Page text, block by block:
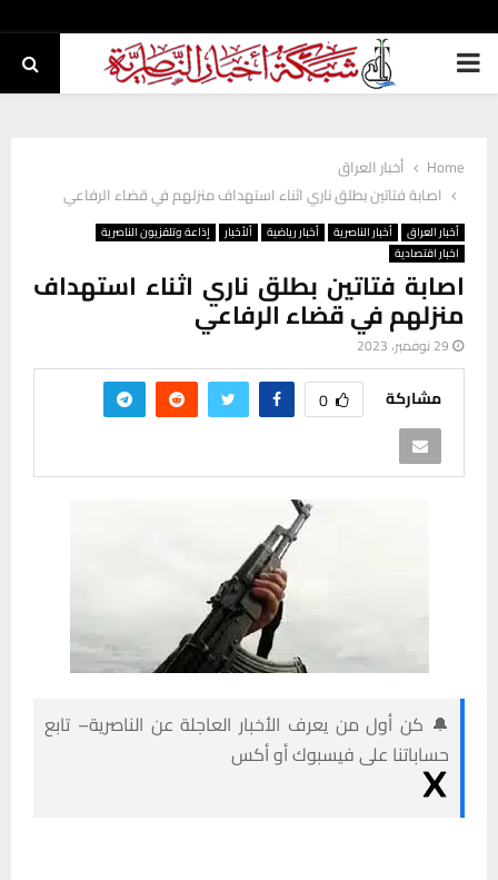
PRIMARY
Home
أخبار العراق
اصابة فتاتين بطلق ناري اثناء استهداف منزلهم في قضاء الرفاعي
أخبار العراق أخبار الناصرية أخبار رياضية ألأخبار
إذاعة وتلفزيون الناصرية
اخبار اقتصادية
اصابة فتاتين بطلق ناري اثناء استهداف
منزلهم في قضاء الرفاعي
29 نوفمبر، 2023
مشاركة 0
🔔 كن أول من يعرف الأخبار العاجلة عن الناصرية– تابع
حساباتنا على فيسبوك أو أكس